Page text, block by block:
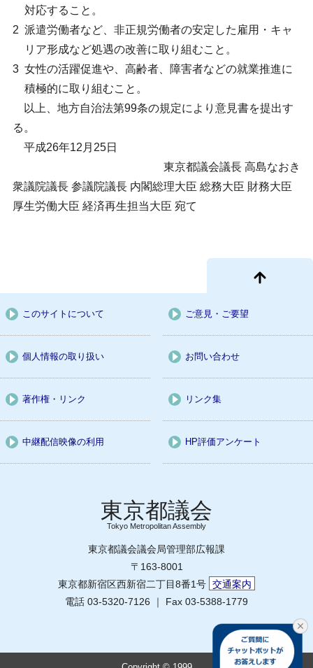
対応すること。
2 派遣労働者など、非正規労働者の安定した雇用・キャ
リア形成など処遇の改善に取り組むこと。
3 女性の活躍促進や、高齢者、障害者などの就業推進に
積極的に取り組むこと。
以上、地方自治法第99条の規定により意見書を提出す
る。
平成26年12月25日
東京都議会議長 高島なおき
衆議院議長 参議院議長 内閣総理大臣 総務大臣 財務大臣
厚生労働大臣 経済再生担当大臣 宛て
このサイトについて ご意見・ご要望
個人情報の取り扱い お問い合わせ
著作権・リンク リンク集
中継配信映像の利用 HP評価アンケート
Tokyo Metropolitan Assembly
東京都議会議会局管理部広報課
〒163-8001
東京都新宿区西新宿二丁目8番1号 交通案内
電話 03-5320-7126 ｜ Fax 03-5388-1779